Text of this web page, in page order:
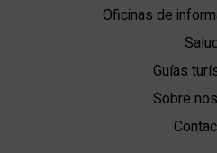
Oficinas de
Guías
Sobre